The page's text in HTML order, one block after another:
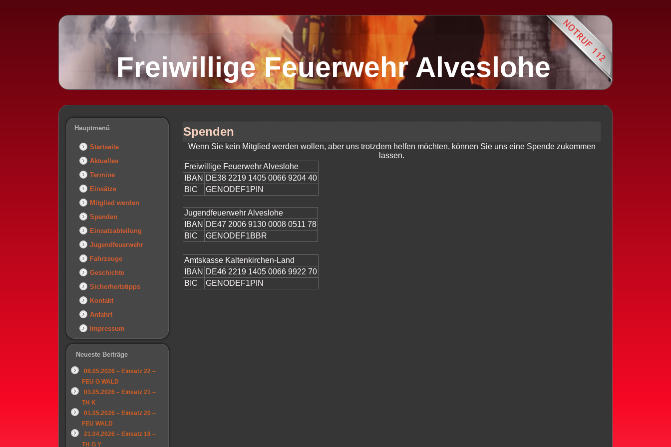
Freiwillige Feuerwehr Alveslohe
Hauptmenü
Startseite
Aktuelles
Termine
Einsätze
Mitglied werden
Spenden
Einsatzabteilung
Jugendfeuerwehr
Fahrzeuge
Geschichte
Sicherheitstipps
Kontakt
Anfahrt
Impressum
Neueste Beiträge
08.05.2026 – Einsatz 22 –
FEU G WALD
03.05.2026 – Einsatz 21 –
TH K
01.05.2026 – Einsatz 20 –
FEU WALD
21.04.2026 – Einsatz 18 –
TH G Y
Spenden
Wenn Sie kein Mitglied werden wollen, aber uns trotzdem helfen möchten, können Sie uns eine Spende zukommen
lassen.
Freiwillige Feuerwehr Alveslohe
IBAN DE38 2219 1405 0066 9204 40
BIC
GENODEF1PIN
Jugendfeuerwehr Alveslohe
IBAN DE47 2006 9130 0008 0511 78
BIC
GENODEF1BBR
Amtskasse Kaltenkirchen-Land
IBAN DE46 2219 1405 0066 9922 70
BIC
GENODEF1PIN